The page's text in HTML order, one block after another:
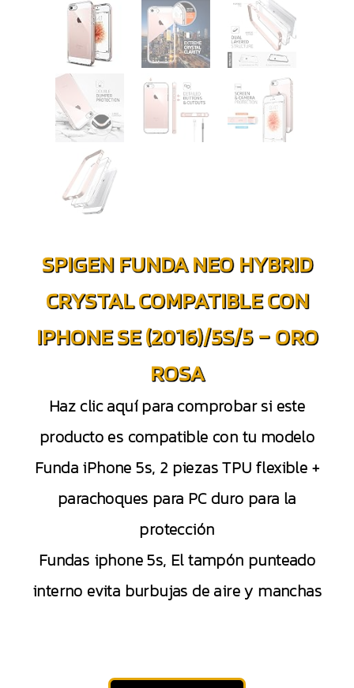
SPIGEN FUNDA NEO HYBRID
CRYSTAL COMPATIBLE CON
IPHONE SE (2016)/5S/5 – ORO
ROSA
Haz clic aquí para comprobar si este
producto es compatible con tu modelo
Funda iPhone 5s, 2 piezas TPU flexible +
parachoques para PC duro para la
protección
Fundas iphone 5s, El tampón punteado
interno evita burbujas de aire y manchas